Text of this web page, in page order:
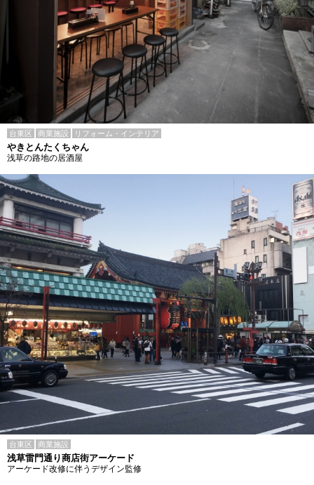
台東区 商業施設 リフォーム・インテリア
やきとんたくちゃん
浅草の路地の居酒屋
台東区 商業施設
浅草雷門通り商店街アーケード
アーケード改修に伴うデザイン監修